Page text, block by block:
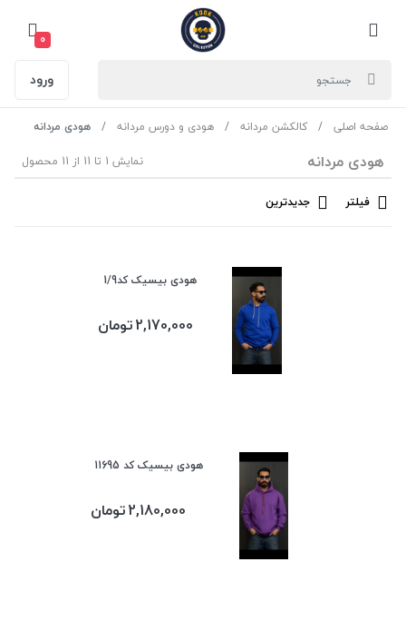
0
ورود
صفحه اصلی کالکشن مردانه هودی و دورس مردانه هودی مردانه
هودی مردانه نمایش 1 تا 11 از 11 محصول
فیلتر جدیدترین
هودی بیسیک کد1/9
2,170,000تومان
هودی بیسیک کد 11695
2,180,000تومان